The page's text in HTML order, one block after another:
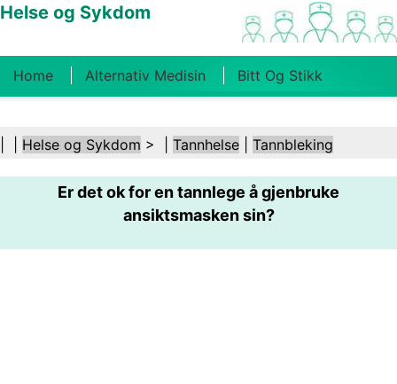
Helse og Sykdom
Home Alternativ Medisin Bitt Og Stikk
Kosthold Og Ernæring Familiehelse
Helsebransjen Psykisk Helse Folkehelse Og
Helse og Sykdom > | Tannhelse Tannbleking
Er det ok for en tannlege å gjenbruke
ansiktsmasken sin?